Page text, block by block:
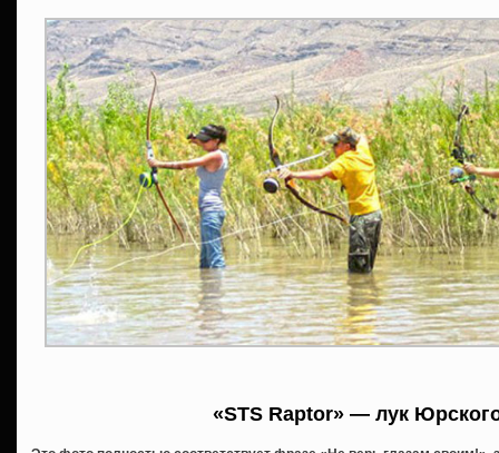
«STS Raptor» — лук